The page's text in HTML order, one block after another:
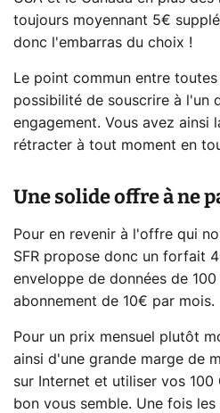
toujours moyennant 5€
donc l'embarras du choix !
Le point commun entre
possibilité de souscrire à l'un
engagement. Vous avez ainsi
rétracter à tout moment en
Une solide offre à ne
Pour en revenir à l'offre qui
SFR propose donc un forfait
enveloppe de données de
abonnement de 10€ par mois.
Pour un prix mensuel plutôt
ainsi d'une grande marge de
sur Internet et utiliser vos 100
bon vous semble. Une fois les